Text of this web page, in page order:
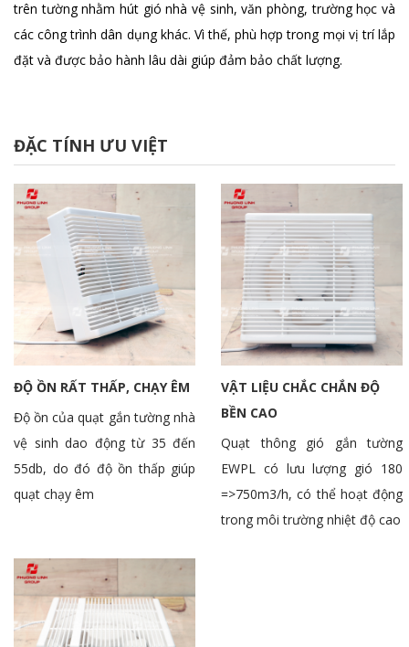
trên tường nhằm hút gió nhà vệ sinh, văn phòng, trường học và
các công trình dân dụng khác. Vì thế, phù hợp trong mọi vị trí lắp
đặt và được bảo hành lâu dài giúp đảm bảo chất lượng.
ĐẶC TÍNH ƯU VIỆT
ĐỘ ỒN RẤT THẤP, CHẠY ÊM
Độ ồn của quạt gắn tường nhà
vệ sinh dao động từ 35 đến
55db, do đó độ ồn thấp giúp
quạt chạy êm
VẬT LIỆU CHẮC CHẮN ĐỘ
BỀN CAO
Quạt thông gió gắn tường
EWPL có lưu lượng gió 180
=>750m3/h, có thể hoạt động
trong môi trường nhiệt độ cao